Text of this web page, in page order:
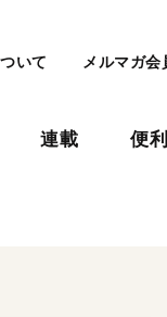
いて メルマガ会
連載 便